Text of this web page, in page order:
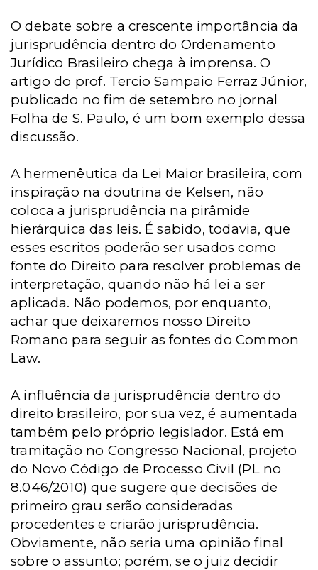
O debate sobre a crescente importância da
jurisprudência dentro do Ordenamento
Jurídico Brasileiro chega à imprensa. O
artigo do prof. Tercio Sampaio Ferraz Júnior,
publicado no fim de setembro no jornal
Folha de S. Paulo, é um bom exemplo dessa
discussão.
A hermenêutica da Lei Maior brasileira, com
inspiração na doutrina de Kelsen, não
coloca a jurisprudência na pirâmide
hierárquica das leis. É sabido, todavia, que
esses escritos poderão ser usados como
fonte do Direito para resolver problemas de
interpretação, quando não há lei a ser
aplicada. Não podemos, por enquanto,
achar que deixaremos nosso Direito
Romano para seguir as fontes do Common
Law.
A influência da jurisprudência dentro do
direito brasileiro, por sua vez, é aumentada
também pelo próprio legislador. Está em
tramitação no Congresso Nacional, projeto
do Novo Código de Processo Civil (PL no
8.046/2010) que sugere que decisões de
primeiro grau serão consideradas
procedentes e criarão jurisprudência.
Obviamente, não seria uma opinião final
sobre o assunto; porém, se o juiz decidir